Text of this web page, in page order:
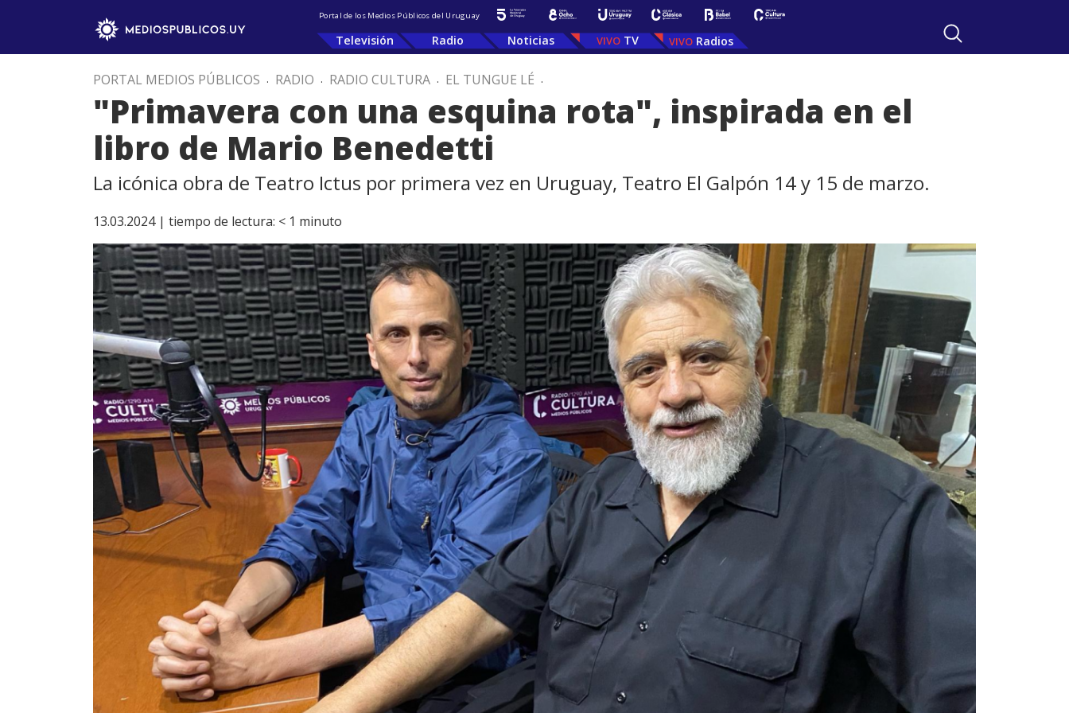
Portal de los Medios Públicos del Uruguay
Televisión Radio Noticias TV Radios
PORTAL MEDIOS PÚBLICOS . RADIO . RADIO CULTURA . EL TUNGUE LÉ .
"Primavera con una esquina rota", inspirada en el
libro de Mario Benedetti
La icónica obra de Teatro Ictus por primera vez en Uruguay, Teatro El Galpón 14 y 15 de marzo.
13.03.2024 | tiempo de lectura: < 1 minuto